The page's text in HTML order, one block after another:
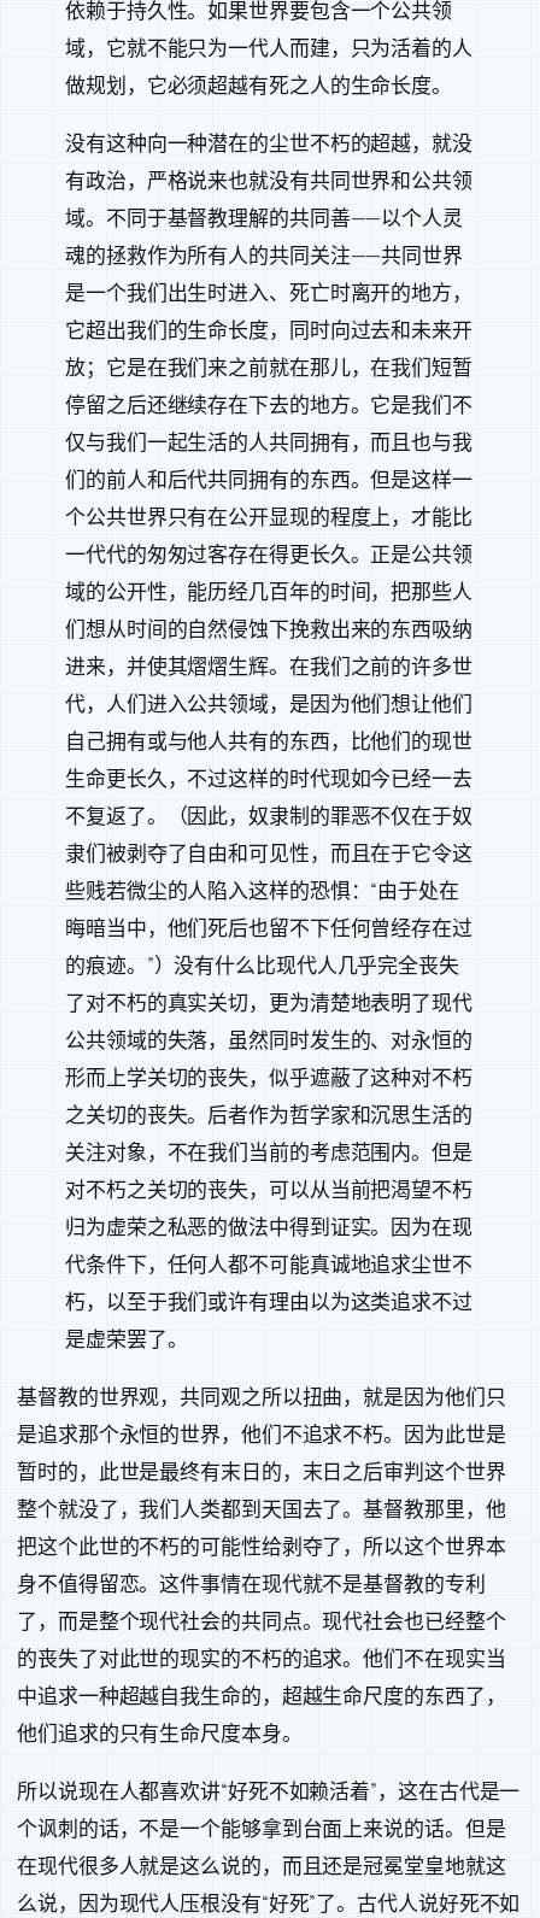
依赖于持久性。如果世界要包含一个公共领
域，它就不能只为一代人而建，只为活着的人
做规划，它必须超越有死之人的生命长度。
没有这种向一种潜在的尘世不朽的超越，就没
有政治，严格说来也就没有共同世界和公共领
域。不同于基督教理解的共同善——以个人灵
魂的拯救作为所有人的共同关注——共同世界
是一个我们出生时进入、死亡时离开的地方，
它超出我们的生命长度，同时向过去和未来开
放；它是在我们来之前就在那儿，在我们短暂
停留之后还继续存在下去的地方。它是我们不
仅与我们一起生活的人共同拥有，而且也与我
们的前人和后代共同拥有的东西。但是这样一
个公共世界只有在公开显现的程度上，才能比
一代代的匆匆过客存在得更长久。正是公共领
域的公开性，能历经几百年的时间，把那些人
们想从时间的自然侵蚀下挽救出来的东西吸纳
进来，并使其熠熠生辉。在我们之前的许多世
代，人们进入公共领域，是因为他们想让他们
自己拥有或与他人共有的东西，比他们的现世
生命更长久，不过这样的时代现如今已经一去
不复返了。（因此，奴隶制的罪恶不仅在于奴
隶们被剥夺了自由和可见性，而且在于它令这
些贱若微尘的人陷入这样的恐惧：“由于处在
晦暗当中，他们死后也留不下任何曾经存在过
的痕迹。”）没有什么比现代人几乎完全丧失
了对不朽的真实关切，更为清楚地表明了现代
公共领域的失落，虽然同时发生的、对永恒的
形而上学关切的丧失，似乎遮蔽了这种对不朽
之关切的丧失。后者作为哲学家和沉思生活的
关注对象，不在我们当前的考虑范围内。但是
对不朽之关切的丧失，可以从当前把渴望不朽
归为虚荣之私恶的做法中得到证实。因为在现
代条件下，任何人都不可能真诚地追求尘世不
朽，以至于我们或许有理由以为这类追求不过
是虚荣罢了。
基督教的世界观，共同观之所以扭曲，就是因为他们只
是追求那个永恒的世界，他们不追求不朽。因为此世是
暂时的，此世是最终有末日的，末日之后审判这个世界
整个就没了，我们人类都到天国去了。基督教那里，他
把这个此世的不朽的可能性给剥夺了，所以这个世界本
身不值得留恋。这件事情在现代就不是基督教的专利
了，而是整个现代社会的共同点。现代社会也已经整个
的丧失了对此世的现实的不朽的追求。他们不在现实当
中追求一种超越自我生命的，超越生命尺度的东西了，
他们追求的只有生命尺度本身。
所以说现在人都喜欢讲“好死不如赖活着”，这在古代是一
个讽刺的话，不是一个能够拿到台面上来说的话。但是
在现代很多人就是这么说的，而且还是冠冕堂皇地就这
么说，因为现代人压根没有“好死”了。古代人说好死不如